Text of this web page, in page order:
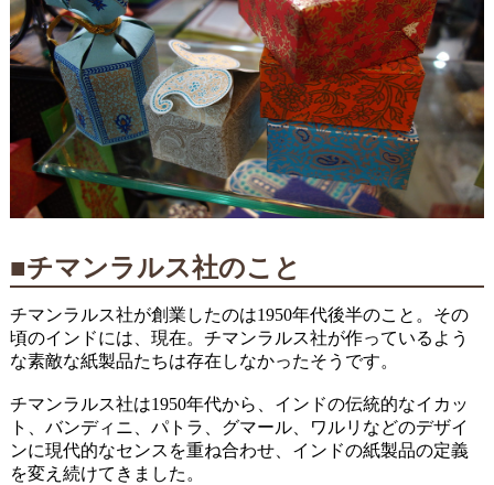
■チマンラルス社のこと
チマンラルス社が創業したのは1950年代後半のこと。その
頃のインドには、現在。チマンラルス社が作っているよう
な素敵な紙製品たちは存在しなかったそうです。
チマンラルス社は1950年代から、インドの伝統的なイカッ
ト、バンディニ、パトラ、グマール、ワルリなどのデザイ
ンに現代的なセンスを重ね合わせ、インドの紙製品の定義
を変え続けてきました。